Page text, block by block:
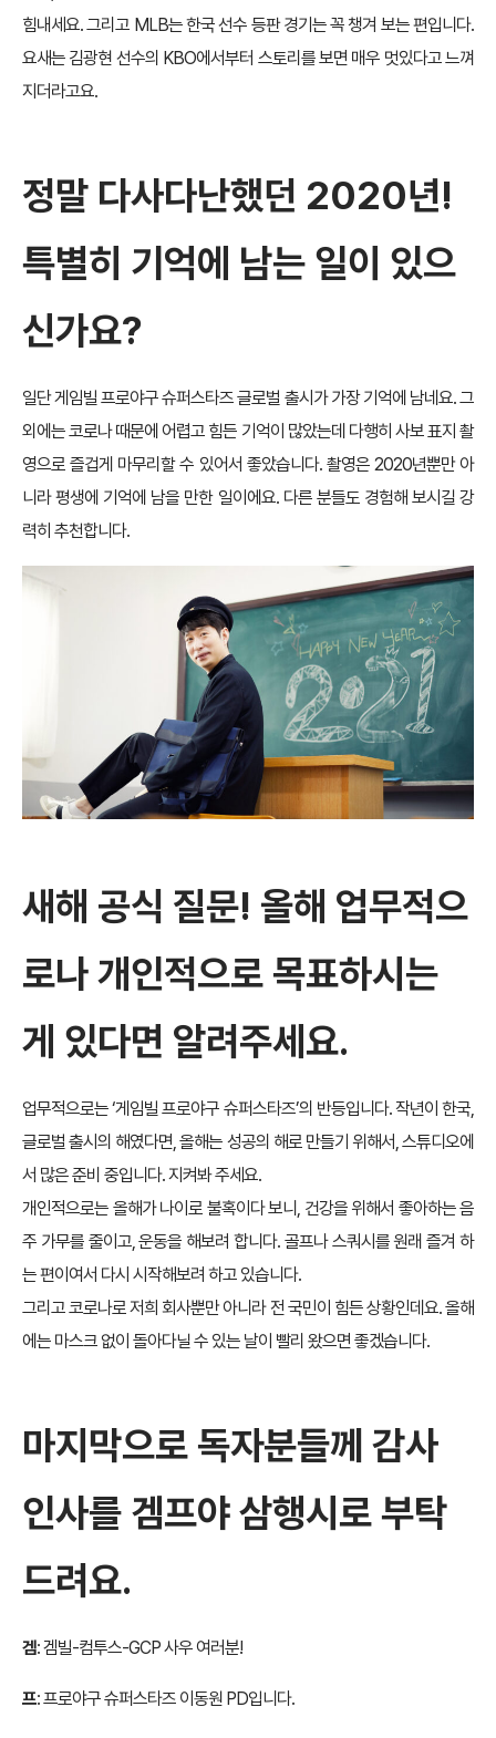
힘내세요. 그리고 MLB는 한국 선수 등판 경기는 꼭 챙겨 보는 편입니다.
요새는 김광현 선수의 KBO에서부터 스토리를 보면 매우 멋있다고 느껴
지더라고요.
정말 다사다난했던 2020년!
특별히 기억에 남는 일이 있으
신가요?
일단 게임빌 프로야구 슈퍼스타즈 글로벌 출시가 가장 기억에 남네요. 그
외에는 코로나 때문에 어렵고 힘든 기억이 많았는데 다행히 사보 표지 촬
영으로 즐겁게 마무리할 수 있어서 좋았습니다. 촬영은 2020년뿐만 아
니라 평생에 기억에 남을 만한 일이에요. 다른 분들도 경험해 보시길 강
력히 추천합니다.
새해 공식 질문! 올해 업무적으
로나 개인적으로 목표하시는
게 있다면 알려주세요.
업무적으로는 ‘게임빌 프로야구 슈퍼스타즈’의 반등입니다. 작년이 한국,
글로벌 출시의 해였다면, 올해는 성공의 해로 만들기 위해서, 스튜디오에
서 많은 준비 중입니다. 지켜봐 주세요.
개인적으로는 올해가 나이로 불혹이다 보니, 건강을 위해서 좋아하는 음
주 가무를 줄이고, 운동을 해보려 합니다. 골프나 스쿼시를 원래 즐겨 하
는 편이여서 다시 시작해보려 하고 있습니다.
그리고 코로나로 저희 회사뿐만 아니라 전 국민이 힘든 상황인데요. 올해
에는 마스크 없이 돌아다닐 수 있는 날이 빨리 왔으면 좋겠습니다.
마지막으로 독자분들께 감사
인사를 겜프야 삼행시로 부탁
드려요.
겜: 겜빌-컴투스-GCP 사우 여러분!
프: 프로야구 슈퍼스타즈 이동원 PD입니다.